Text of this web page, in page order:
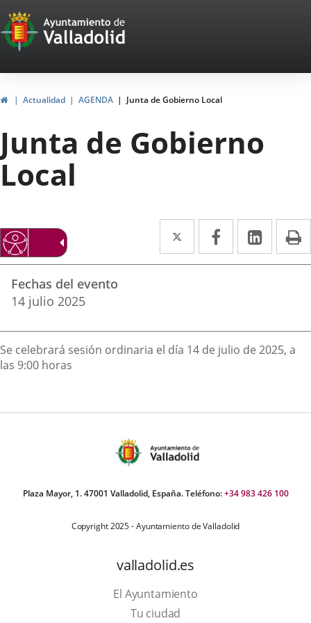
Portal
Web
del
Ayuntamiento
de
Valladolid
InicioActualidad AGENDA Junta de Gobierno Local
Junta de Gobierno
Local
Twitter
Enlace
a
externa.
Facebook
Enlace
a
externa.
Enlace
a
del
evento
Fechas del evento
14 julio 2025
Descripción
Se celebrará sesión ordinaria el día 14 de julio de 2025, a
las 9:00 horas
Plaza Mayor, 1. 47001 Valladolid, España. Teléfono:+34 983 426 100
Copyright 2025 - Ayuntamiento de Valladolid
valladolid.es
El Ayuntamiento
Tu ciudad